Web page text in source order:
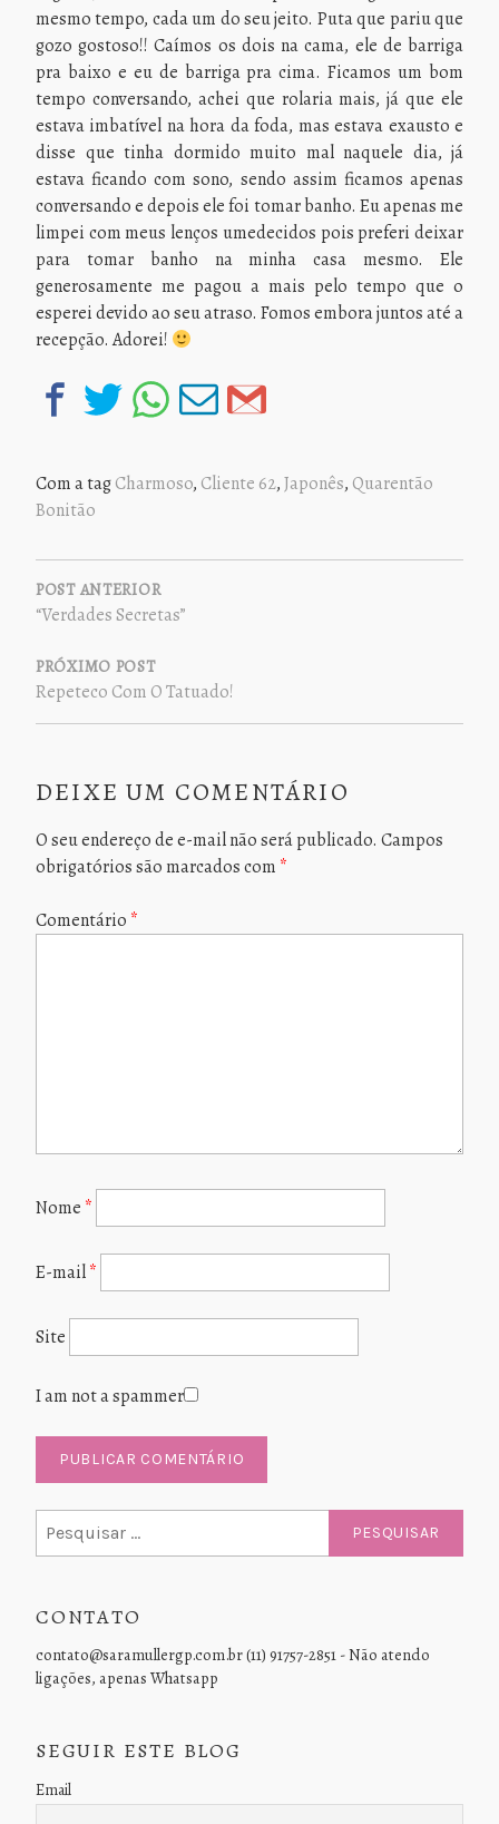
mesmo tempo, cada um do seu jeito. Puta que pariu que
gozo gostoso!! Caímos os dois na cama, ele de barriga
pra baixo e eu de barriga pra cima. Ficamos um bom
tempo conversando, achei que rolaria mais, já que ele
estava imbatível na hora da foda, mas estava exausto e
disse que tinha dormido muito mal naquele dia, já
estava ficando com sono, sendo assim ficamos apenas
conversando e depois ele foi tomar banho. Eu apenas me
limpei com meus lenços umedecidos pois preferi deixar
para tomar banho na minha casa mesmo. Ele
generosamente me pagou a mais pelo tempo que o
esperei devido ao seu atraso. Fomos embora juntos até a
recepção. Adorei!
Com a tagCharmoso, Cliente 62,Japonês, Quarentão
Bonitão
NAVEGAÇÃO
DE
POST
POST ANTERIOR
“Verdades Secretas”
PRÓXIMO POST
Repeteco Com O Tatuado!
DEIXE UM COMENTÁRIO
O seu endereço de e-mail não será publicado. Campos
obrigatórios são marcados com *
Comentário *
Nome *
E-mail*
Site
I am not a spammer
por:
CONTATO
contato@saramullergp.com.br (11) 91757-2851 - Não atendo
ligações, apenas Whatsapp
SEGUIR ESTE BLOG
Email